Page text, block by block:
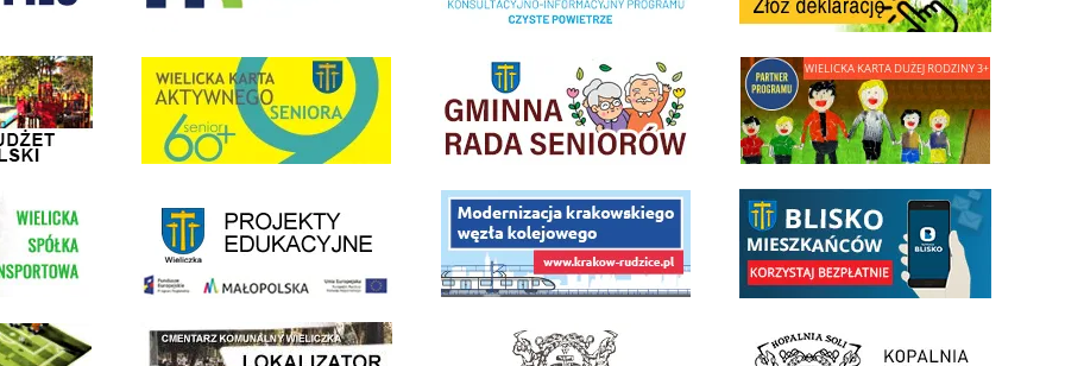
Obywatelski link do strony Wielicka Karta Aktywnego Seniora link do strony Gminnej Rady Seniorow - Wieliczka link do strony - Wielicka Karta Dużej Rodziny
Transportowej link do strony - projekty edukacyjne dofinansowane z Europejskiego Funduszu Społecznego
link do opisu projektu budowy linii kolejowej Krakow Rudzicelink do opisu aplikacji - BLISKO, Gmina Wieliczka w
Orliki link do lokalizatora grobów na wielickim cmentarzu - grobnetlink do strony - Muzeum Żup Krakowskich Wieliczka link do strony Kopalni Soli Wieliczka